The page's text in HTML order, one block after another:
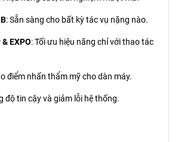
: Sẵn sàng cho bất kỳ tác vụ nặng nào.
EXPO: Tối ưu hiệu năng chỉ với thao tác
điểm nhấn thẩm mỹ cho dàn máy.
độ tin cậy và giảm lỗi hệ thống.